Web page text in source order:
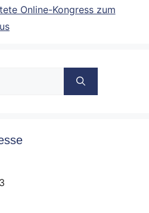
Online-Kongress zum